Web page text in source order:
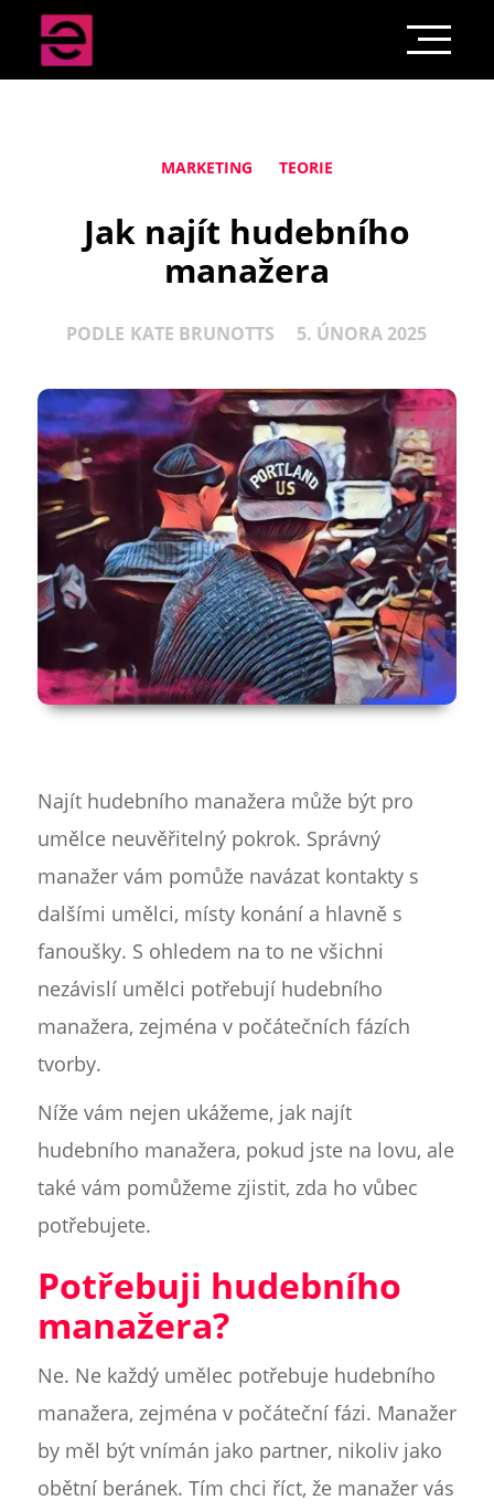
MARKETING TEORIE
Jak najít hudebního
manažera
PODLE KATE BRUNOTTS 5. ÚNORA 2025
Najít hudebního manažera může být pro
umělce neuvěřitelný pokrok. Správný
manažer vám pomůže navázat kontakty s
dalšími umělci, místy konání a hlavně s
fanoušky. S ohledem na to ne všichni
nezávislí umělci potřebují hudebního
manažera, zejména v počátečních fázích
tvorby.
Níže vám nejen ukážeme, jak najít
hudebního manažera, pokud jste na lovu, ale
také vám pomůžeme zjistit, zda ho vůbec
potřebujete.
Potřebuji hudebního
manažera?
Ne. Ne každý umělec potřebuje hudebního
manažera, zejména v počáteční fázi. Manažer
by měl být vnímán jako partner, nikoliv jako
obětní beránek. Tím chci říct, že manažer vás